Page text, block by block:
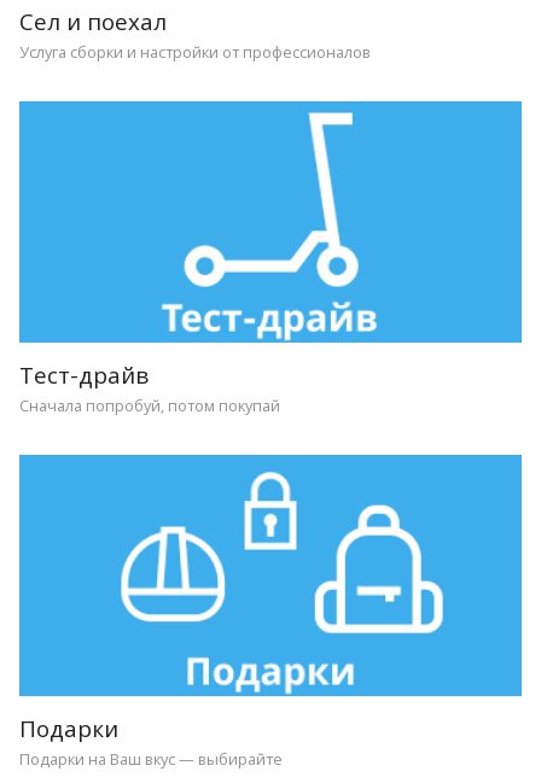
Сел и поехал
Услуга сборки и настройки от профессионалов
Тест-драйв
Сначала попробуй, потом покупай
Подарки
Подарки на Ваш вкус — выбирайте